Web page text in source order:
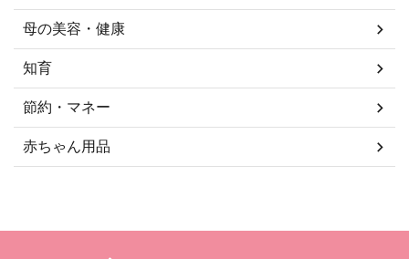
母の美容・健康
知育
節約・マネー
赤ちゃん用品